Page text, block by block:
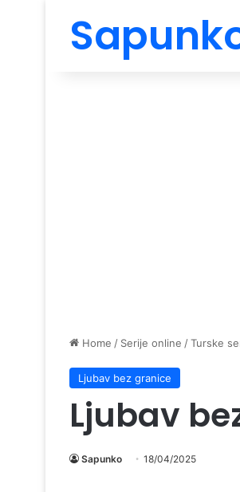
Home / Serije online /Turske
Ljubav bez granice
Ljubav
Sapunko 18/04/2025